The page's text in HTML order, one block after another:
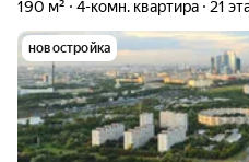
190 м² 4-комн. квартира 21
новостройка